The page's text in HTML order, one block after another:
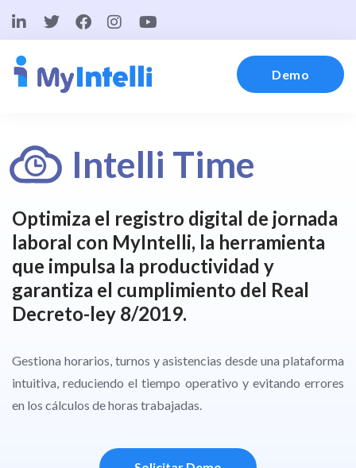
Demo
Intelli Time
Optimiza el registro digital de jornada
laboral con MyIntelli, la herramienta
que impulsa la productividad y
garantiza el cumplimiento del Real
Decreto-ley 8/2019.
Gestiona horarios, turnos y asistencias desde una plataforma
intuitiva, reduciendo el tiempo operativo y evitando errores
en los cálculos de horas trabajadas.